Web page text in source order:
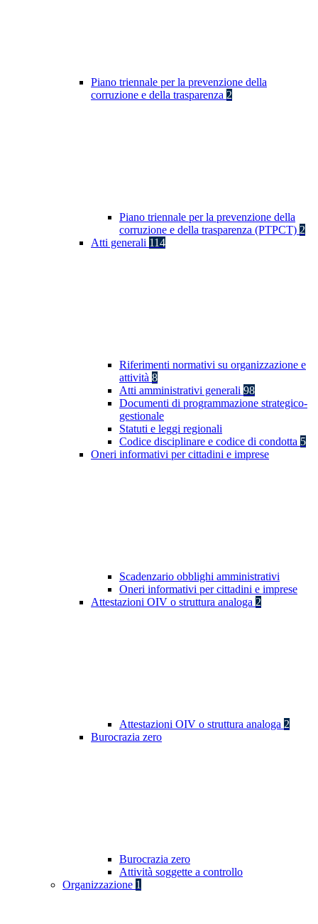
Piano triennale per la prevenzione della
corruzione e della trasparenza 2
Piano triennale per la prevenzione della
corruzione e della trasparenza (PTPCT) 2
Atti generali 114
Riferimenti normativi su organizzazione e
attività 8
Atti amministrativi generali 98
Documenti di programmazione strategico-
gestionale
Statuti e leggi regionali
Codice disciplinare e codice di condotta 5
Oneri informativi per cittadini e imprese
Scadenzario obblighi amministrativi
Oneri informativi per cittadini e imprese
Attestazioni OIV o struttura analoga 2
Attestazioni OIV o struttura analoga 2
Burocrazia zero
Burocrazia zero
Attività soggette a controllo
Organizzazione 1